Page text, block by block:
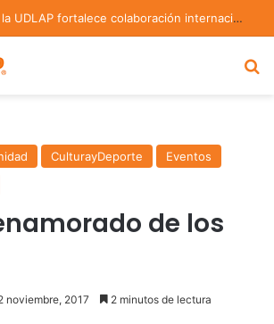
Académico de la UDLAP fortalece colaboración internacional con estancia de investigación en Argentina
CulturayDeporte
Eventos
de los
noviembre, 2017 2 minutos de lectura